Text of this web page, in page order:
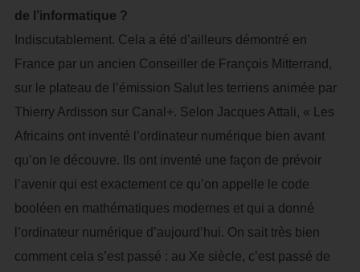
de l’informatique ?
Indiscutablement. Cela a été d’ailleurs démontré en
France par un ancien Conseiller de François Mitterrand,
sur le plateau de l’émission Salut les terriens animée par
Thierry Ardisson sur Canal+. Selon Jacques Attali, « Les
Africains ont inventé l’ordinateur numérique bien avant
qu’on le découvre. Ils ont inventé une façon de prévoir
l’avenir qui est exactement ce qu’on appelle le code
booléen en mathématiques modernes et qui a donné
l’ordinateur numérique d’aujourd’hui. On sait très bien
comment cela s’est passé : au Xe siècle, c’est passé de